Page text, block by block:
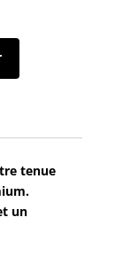
tenue
un